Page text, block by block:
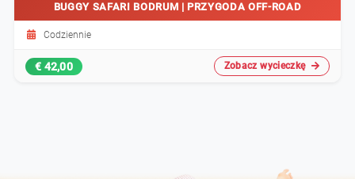
BUGGY SAFARI BODRUM | PRZYGODA OFF-ROAD
Codziennie
€ 42,00 Zobacz wycieczkę